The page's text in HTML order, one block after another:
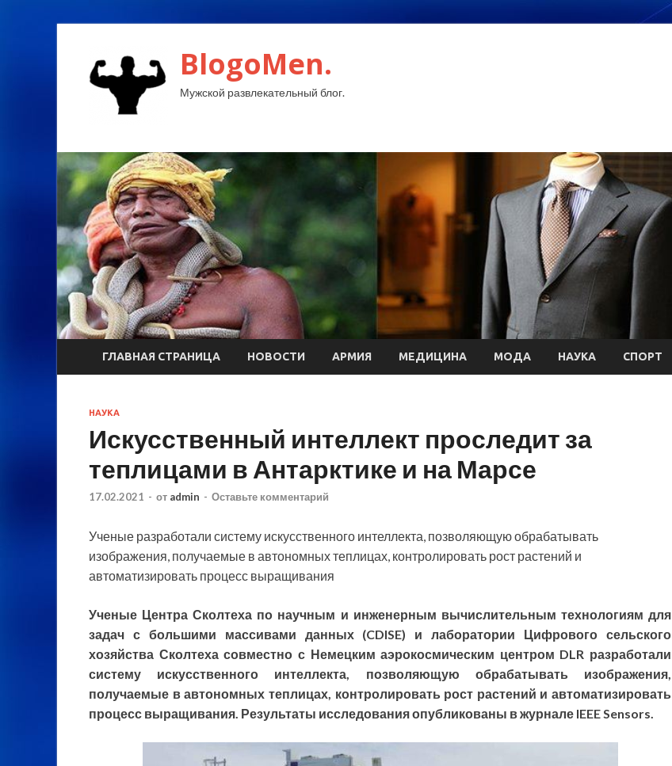
BlogoMen.
Мужской развлекательный блог.
ГЛАВНАЯ СТРАНИЦА НОВОСТИ АРМИЯ МЕДИЦИНА МОДА НАУКА СПОРТ
НАУКА
Искусственный интеллект проследит за
теплицами в Антарктике и на Марсе
17.02.2021 - от admin - Оставьте комментарий
Ученые разработали систему искусственного интеллекта, позволяющую обрабатывать
изображения, получаемые в автономных теплицах, контролировать рост растений и
автоматизировать процесс выращивания
Ученые Центра Сколтеха по научным и инженерным вычислительным технологиям для
задач с большими массивами данных (CDISE) и лаборатории Цифрового сельского
хозяйства Сколтеха совместно с Немецким аэрокосмическим центром DLR разработали
систему искусственного интеллекта, позволяющую обрабатывать изображения,
получаемые в автономных теплицах, контролировать рост растений и автоматизировать
процесс выращивания. Результаты исследования опубликованы в журнале IEEE Sensors.​